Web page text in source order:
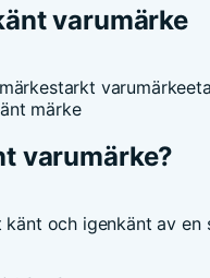
varumärke
starkt varumärke
märke
varumärke?
och igenkänt av